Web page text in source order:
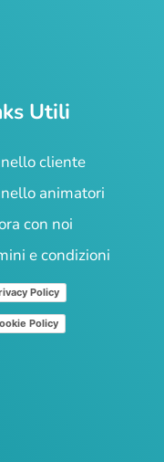
Utili
cliente
animatori
con noi
e condizioni
Policy
Policy